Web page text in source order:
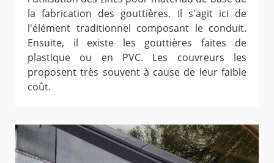
la fabrication des gouttières. Il s'agit ici de
l'élément traditionnel composant le conduit.
Ensuite, il existe les gouttières faites de
plastique ou en PVC. Les couvreurs les
proposent très souvent à cause de leur faible
coût.